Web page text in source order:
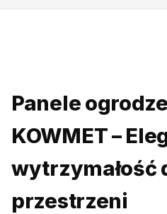
Panele
KOWMET –
wytrzymałość
przestrzeni